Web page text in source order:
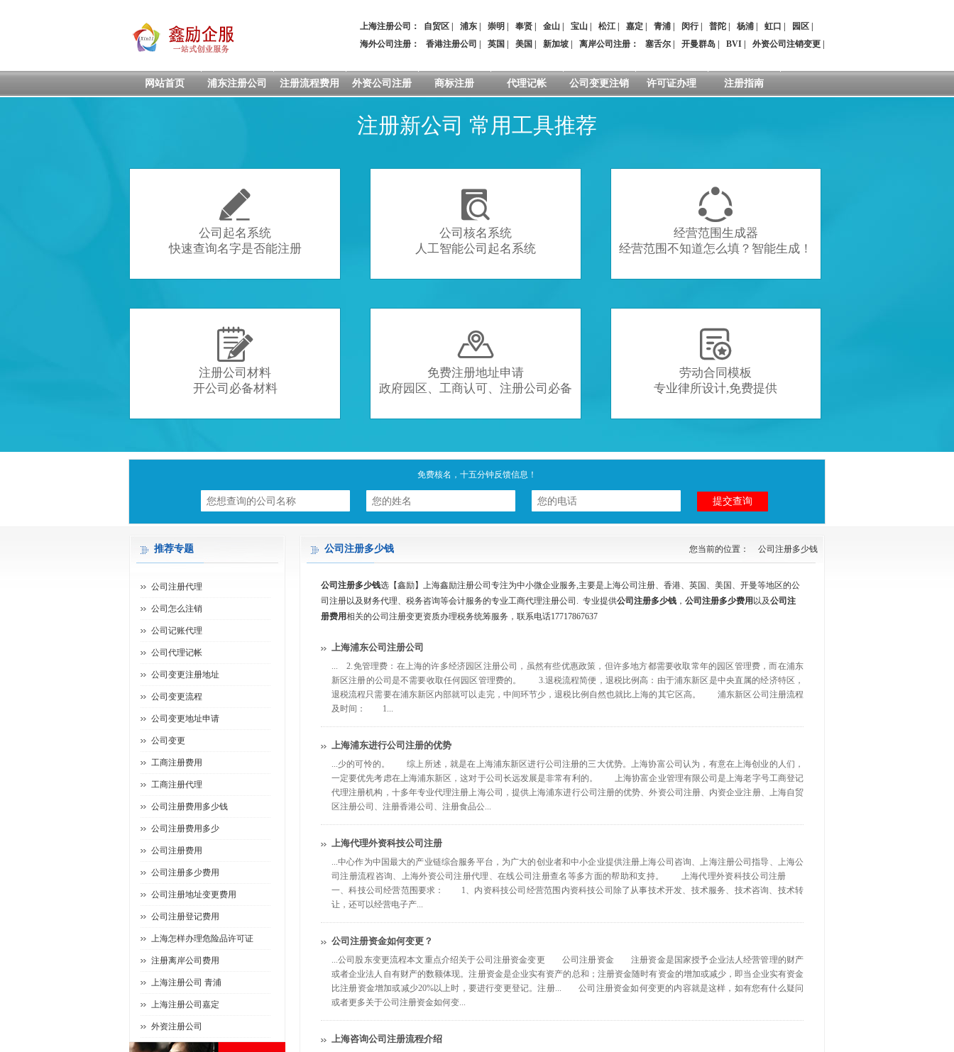
上海注册公司： 自贸区 浦东 崇明 奉贤 金山 宝山 松江 嘉定 青浦 闵行| 普陀 杨浦 虹口 园区
海外公司注册：
香港注册公司 英国 美国 新加坡 离岸公司注册 ： 塞舌尔 开曼群岛 BVI 外资公司注销变更
网站首页 浦东注册公司 注册流程费用 外资公司注册 商标注册 代理记帐 公司变更注销 许可证办理 注册指南
注册新公司 常用工具推荐

公司起名系统
快速查询名字是否能注册

公司核名系统
人工智能公司起名系统

经营范围生成器
经营范围不知道怎么填？智能生成！

注册公司材料
开公司必备材料

免费注册地址申请
政府园区、工商认可、注册公司必备

劳动合同模板
专业律所设计,免费提供
免费核名，十五分钟反馈信息！
公司注册多少钱 您当前的位置： 公司注册多少钱
公司注册多少钱选【鑫励】上海鑫励注册公司专注为中小微企业服务,主要是上海公司注册、香港、英国、美国、开曼等地区的公
司注册以及财务代理、税务咨询等会计服务的专业工商代理注册公司. 专业提供公司注册多少钱 ， 公司注册多少费用 以及公司注
册费用相关的公司注册变更资质办理税务统筹服务，联系电话17717867637
上海浦东公司注册公司
... 2.免管理费：在上海的许多经济园区注册公司，虽然有些优惠政策，但许多地方都需要收取常年的园区管理费，而在浦东
新区注册的公司是不需要收取任何园区管理费的。 3.退税流程简便，退税比例高：由于浦东新区是中央直属的经济特区，
退税流程只需要在浦东新区内部就可以走完，中间环节少，退税比例自然也就比上海的其它区高。 浦东新区公司注册流程
及时间： 1...
上海浦东进行公司注册的优势
...少的可怜的。 综上所述，就是在上海浦东新区进行公司注册的三大优势。上海协富公司认为，有意在上海创业的人们，
一定要优先考虑在上海浦东新区，这对于公司长远发展是非常有利的。 上海协富企业管理有限公司是上海老字号工商登记
代理注册机构，十多年专业代理注册上海公司，提供上海浦东进行公司注册的优势、外资公司注册、内资企业注册、上海自贸
区注册公司、注册香港公司、注册食品公...
上海代理外资科技公司注册
...中心作为中国最大的产业链综合服务平台，为广大的创业者和中小企业提供注册上海公司咨询、上海注册公司指导、上海公
司注册流程咨询、上海外资公司注册代理、在线公司注册查名等多方面的帮助和支持。 上海代理外资科技公司注册
一、科技公司经营范围要求： 1、内资科技公司经营范围内资科技公司除了从事技术开发、技术服务、技术咨询、技术转
让，还可以经营电子产...
公司注册资金如何变更？
...公司股东变更流程本文重点介绍关于公司注册资金变更 公司注册资金 注册资金是国家授予企业法人经营管理的财产
或者企业法人自有财产的数额体现。注册资金是企业实有资产的总和；注册资金随时有资金的增加或减少，即当企业实有资金
比注册资金增加或减少20%以上时，要进行变更登记。注册... 公司注册资金如何变更的内容就是这样，如有您有什么疑问
或者更多关于公司注册资金如何变...
上海咨询公司注册流程介绍
推荐专题
公司注册代理
公司怎么注销
公司记账代理
公司代理记帐
公司变更注册地址
公司变更流程
公司变更地址申请
公司变更
工商注册费用
工商注册代理
公司注册费用多少钱
公司注册费用多少
公司注册费用
公司注册多少费用
公司注册地址变更费用
公司注册登记费用
上海怎样办理危险品许可证
注册离岸公司费用
上海注册公司 青浦
上海注册公司嘉定
外资注册公司